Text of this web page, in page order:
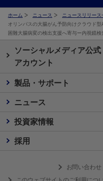
ホーム ニュース ニュースリリース
オリンパスの大腸がん予防向けクラウド
困難大腸病変の検出支援へ寄与ー内視鏡
ソーシャルメディア公式
アカウント
製品・サポート
ニュース
投資家情報
採用
お問い合わせ